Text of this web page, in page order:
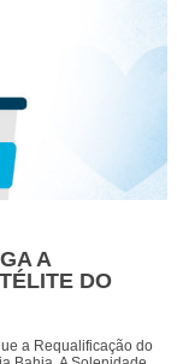
A
DO
a Requalificação do